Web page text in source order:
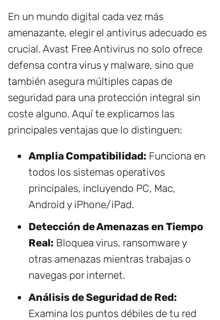
En un mundo digital cada vez más
amenazante, elegir el antivirus adecuado es
crucial. Avast Free Antivirus no solo ofrece
defensa contra virus y malware, sino que
también asegura múltiples capas de
seguridad para una protección integral sin
coste alguno. Aquí te explicamos las
principales ventajas que lo distinguen:
Amplia Compatibilidad: Funciona en
todos los sistemas operativos
principales, incluyendo PC, Mac,
Android y iPhone/iPad.
Detección de Amenazas en Tiempo
Real: Bloquea virus, ransomware y
otras amenazas mientras trabajas o
navegas por internet.
Análisis de Seguridad de Red:
Examina los puntos débiles de tu red